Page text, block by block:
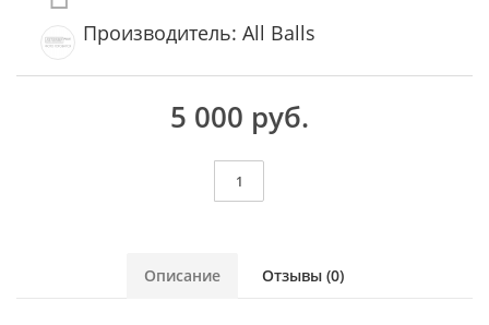
Производитель: All Balls
5 000 руб.
Описание Отзывы (0)